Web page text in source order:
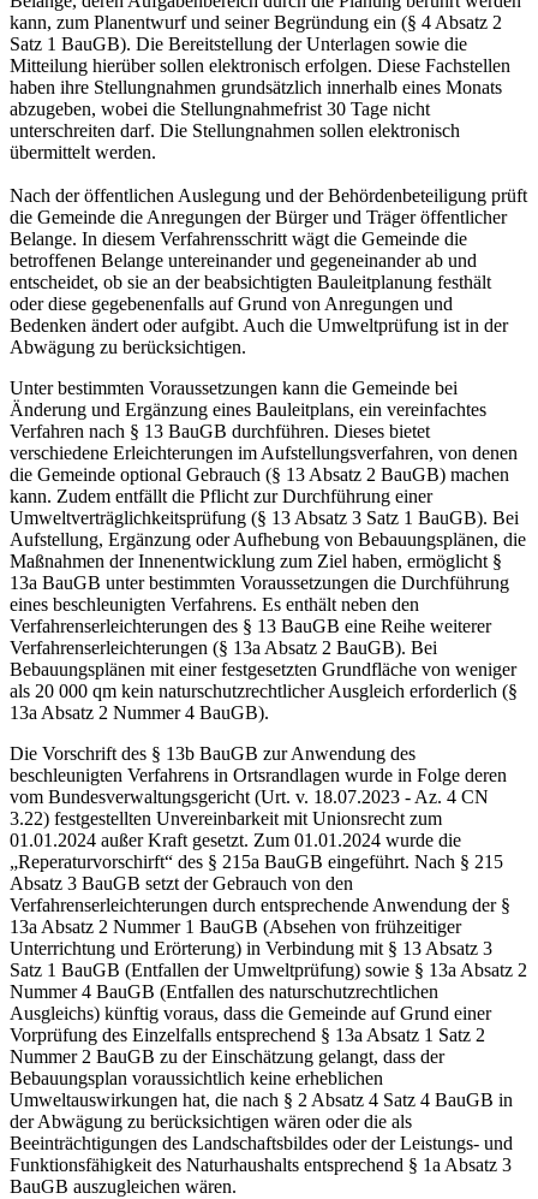
kann, zum Planentwurf und seiner Begründung ein (§ 4 Absatz 2
Satz 1 BauGB). Die Bereitstellung der Unterlagen sowie die
Mitteilung hierüber sollen elektronisch erfolgen. Diese Fachstellen
haben ihre Stellungnahmen grundsätzlich innerhalb eines Monats
abzugeben, wobei die Stellungnahmefrist 30 Tage nicht
unterschreiten darf. Die Stellungnahmen sollen elektronisch
übermittelt werden.
Nach der öffentlichen Auslegung und der Behördenbeteiligung prüft
die Gemeinde die Anregungen der Bürger und Träger öffentlicher
Belange. In diesem Verfahrensschritt wägt die Gemeinde die
betroffenen Belange untereinander und gegeneinander ab und
entscheidet, ob sie an der beabsichtigten Bauleitplanung festhält
oder diese gegebenenfalls auf Grund von Anregungen und
Bedenken ändert oder aufgibt. Auch die Umweltprüfung ist in der
Abwägung zu berücksichtigen.
Unter bestimmten Voraussetzungen kann die Gemeinde bei
Änderung und Ergänzung eines Bauleitplans, ein vereinfachtes
Verfahren nach § 13 BauGB durchführen. Dieses bietet
verschiedene Erleichterungen im Aufstellungsverfahren, von denen
die Gemeinde optional Gebrauch (§ 13 Absatz 2 BauGB) machen
kann. Zudem entfällt die Pflicht zur Durchführung einer
Umweltverträglichkeitsprüfung (§ 13 Absatz 3 Satz 1 BauGB). Bei
Aufstellung, Ergänzung oder Aufhebung von Bebauungsplänen, die
Maßnahmen der Innenentwicklung zum Ziel haben, ermöglicht §
13a BauGB unter bestimmten Voraussetzungen die Durchführung
eines beschleunigten Verfahrens. Es enthält neben den
Verfahrenserleichterungen des § 13 BauGB eine Reihe weiterer
Verfahrenserleichterungen (§ 13a Absatz 2 BauGB). Bei
Bebauungsplänen mit einer festgesetzten Grundfläche von weniger
als 20 000 qm kein naturschutzrechtlicher Ausgleich erforderlich (§
13a Absatz 2 Nummer 4 BauGB).
Die Vorschrift des § 13b BauGB zur Anwendung des
beschleunigten Verfahrens in Ortsrandlagen wurde in Folge deren
vom Bundesverwaltungsgericht (Urt. v. 18.07.2023 - Az. 4 CN
3.22) festgestellten Unvereinbarkeit mit Unionsrecht zum
01.01.2024 außer Kraft gesetzt. Zum 01.01.2024 wurde die
„Reperaturvorschirft“ des § 215a BauGB eingeführt. Nach § 215
Absatz 3 BauGB setzt der Gebrauch von den
Verfahrenserleichterungen durch entsprechende Anwendung der §
13a Absatz 2 Nummer 1 BauGB (Absehen von frühzeitiger
Unterrichtung und Erörterung) in Verbindung mit § 13 Absatz 3
Satz 1 BauGB (Entfallen der Umweltprüfung) sowie § 13a Absatz 2
Nummer 4 BauGB (Entfallen des naturschutzrechtlichen
Ausgleichs) künftig voraus, dass die Gemeinde auf Grund einer
Vorprüfung des Einzelfalls entsprechend § 13a Absatz 1 Satz 2
Nummer 2 BauGB zu der Einschätzung gelangt, dass der
Bebauungsplan voraussichtlich keine erheblichen
Umweltauswirkungen hat, die nach § 2 Absatz 4 Satz 4 BauGB in
der Abwägung zu berücksichtigen wären oder die als
Beeinträchtigungen des Landschaftsbildes oder der Leistungs- und
Funktionsfähigkeit des Naturhaushalts entsprechend § 1a Absatz 3
BauGB auszugleichen wären.